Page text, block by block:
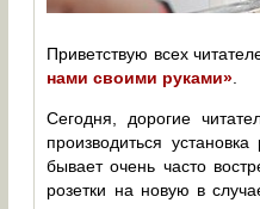
Приветствую всех
нами своими руками»
Сегодня, дорогие
производиться
бывает очень часто
розетки на новую в